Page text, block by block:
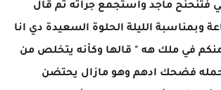
فتنحنح ماجد واستجمع جرأته ثم قال
وبمناسبة الليلة الحلوة السعيدة دي انا
في ملك هه " قالها وكأنه يتخلص من
فضحك ادهم وهو مازال يحتضن